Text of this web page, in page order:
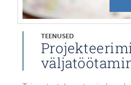
TEENUSED